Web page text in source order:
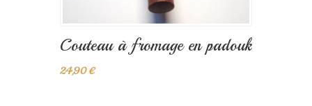
Couteau à fromage en padouk
24,90 €